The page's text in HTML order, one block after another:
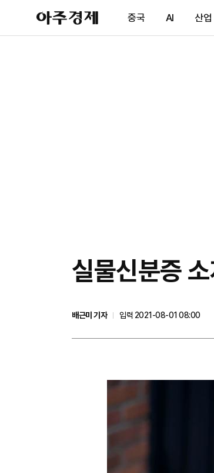
아
주
제
중국 AI 산업
실물신분증
배근미 기자
입력 2021-08-01 08:00